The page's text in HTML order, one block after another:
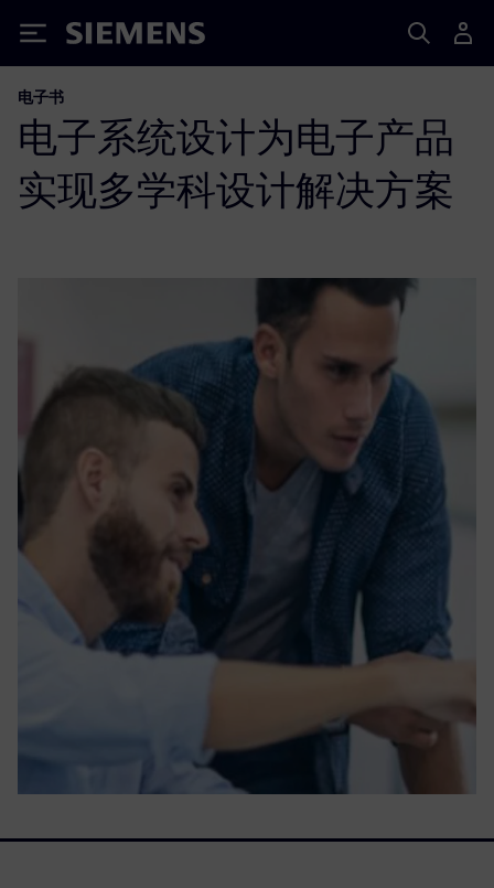
Siemens
电子书
电子系统设计为电子产品
实现多学科设计解决方案